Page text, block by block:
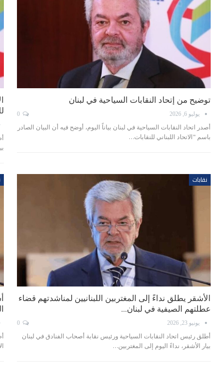
توضيح من إتحاد النقابات السياحية في لبنان
يوليو 6, 2026
أصدر اتحاد النقابات السياحية في لبنان بياناً اليوم، أوضح فيه أن البيان الصادر
باسم "الاتحاد اللبناني للنقابات…
نقابات
الأشقر يطلق نداءً إلى المغتربين اللبنانيين لمناشدتهم قضاء
عطلتهم الصيفية في لبنان…
يونيو 23, 2026
أطلق رئيس اتحاد النقابات السياحية ورئيس نقابة أصحاب الفنادق في لبنان
بيار الأشقر، نداءً اليوم إلى المغتربين…